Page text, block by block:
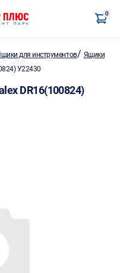
0
для инструментов/ Ящики
У22430
DR16(100824)